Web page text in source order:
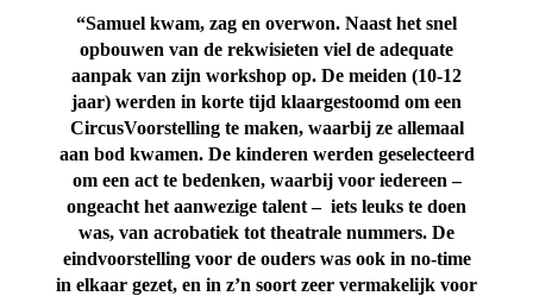
“Samuel kwam, zag en overwon. Naast het snel
opbouwen van de rekwisieten viel de adequate
aanpak van zijn workshop op. De meiden (10-12
jaar) werden in korte tijd klaargestoomd om een
CircusVoorstelling te maken, waarbij ze allemaal
aan bod kwamen. De kinderen werden geselecteerd
om een act te bedenken, waarbij voor iedereen –
ongeacht het aanwezige talent – iets leuks te doen
was, van acrobatiek tot theatrale nummers. De
eindvoorstelling voor de ouders was ook in no-time
in elkaar gezet, en in z’n soort zeer vermakelijk voor